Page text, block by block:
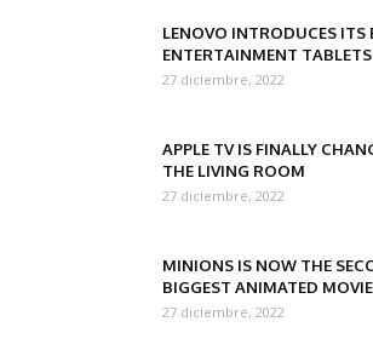
LENOVO INTRODUCES ITS
ENTERTAINMENT TABLETS
27 diciembre, 2022
APPLE TV IS FINALLY
THE LIVING ROOM
27 diciembre, 2022
MINIONS IS NOW THE
BIGGEST ANIMATED MOVIE
27 diciembre, 2022